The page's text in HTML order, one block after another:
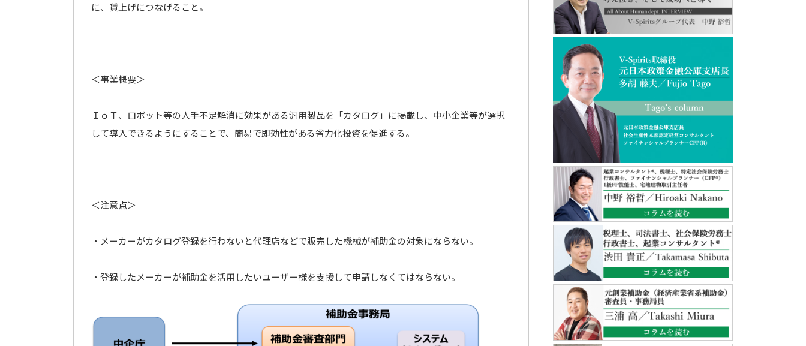
に、賃上げにつなげること。
＜事業概要＞
ＩｏＴ、ロボット等の人手不足解消に効果がある汎用製品を「カタログ」に掲載し、中小企業等が選択
して導入できるようにすることで、簡易で即効性がある省力化投資を促進する。
＜注意点＞
・メーカーがカタログ登録を行わないと代理店などで販売した機械が補助金の対象にならない。
・登録したメーカーが補助金を活用したいユーザー様を支援して申請しなくてはならない。